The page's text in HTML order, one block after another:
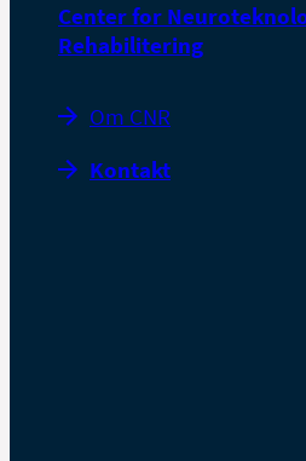
Center for
Rehabilitering
Om CNR
Kontakt